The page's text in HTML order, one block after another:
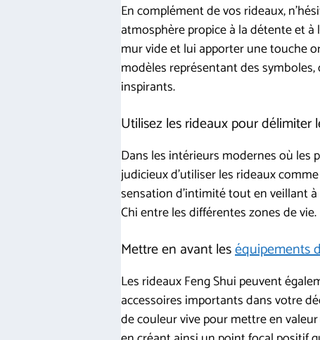
En complément de vos rideaux,
atmosphère propice à la détente et
mur vide et lui apporter une touche
modèles représentant des
inspirants.
Utilisez les rideaux pour délimiter
Dans les intérieurs modernes où les
judicieux d’utiliser les rideaux
sensation d’intimité tout en veillant
Chi entre les différentes zones de vie.
Mettre en avant leséquipements
Les rideaux Feng Shui peuvent
accessoires importants dans votre
de couleur vive pour mettre en